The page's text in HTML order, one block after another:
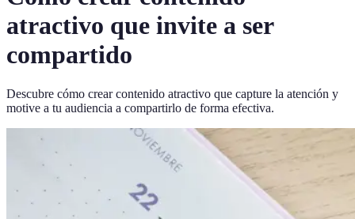
atractivo que invite a ser
compartido
Descubre cómo crear contenido atractivo que capture la atención y
motive a tu audiencia a compartirlo de forma efectiva.